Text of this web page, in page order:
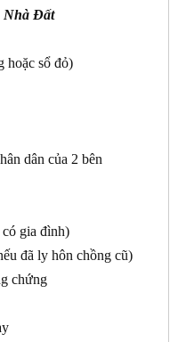
Nhà Đất
hoặc sổ đỏ)
dân của 2 bên
gia đình)
đã ly hôn chồng cũ)
chứng